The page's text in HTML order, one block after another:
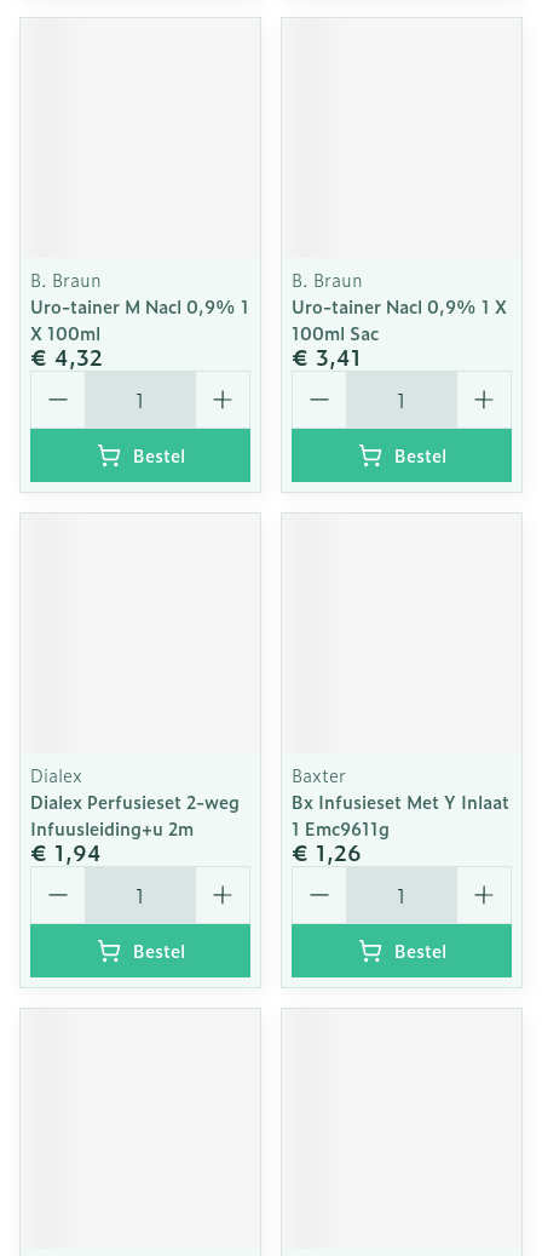
B. Braun
Uro-tainer M Nacl 0,9% 1
X 100ml
€ 4,32
Aantal
Bestel
B. Braun
Uro-tainer Nacl 0,9% 1 X
100ml Sac
€ 3,41
Aantal
Bestel
Dialex
Dialex Perfusieset 2-weg
Infuusleiding+u 2m
€ 1,94
Aantal
Bestel
Baxter
Bx Infusieset Met Y Inlaat
1 Emc9611g
€ 1,26
Aantal
Bestel